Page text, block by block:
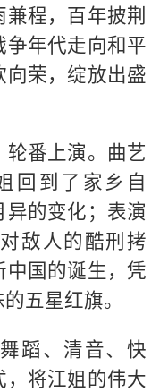
程，百年披荆
年代走向和平
荣，绽放出盛
番上演。曲艺
回到了家乡自
的变化；表演
敌人的酷刑拷
国的诞生，凭
五星红旗。
蹈、清音、快
将江姐的伟大